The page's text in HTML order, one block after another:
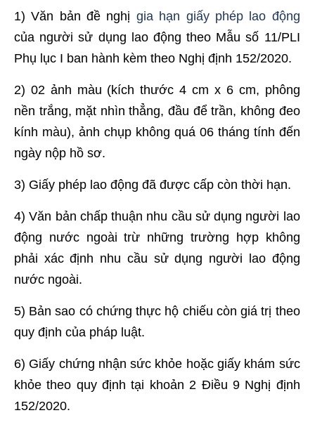
1) Văn bản đề nghị gia hạn giấy phép lao động
của người sử dụng lao động theo Mẫu số 11/PLI
Phụ lục I ban hành kèm theo Nghị định 152/2020.
2) 02 ảnh màu (kích thước 4 cm x 6 cm, phông
nền trắng, mặt nhìn thẳng, đầu để trần, không đeo
kính màu), ảnh chụp không quá 06 tháng tính đến
ngày nộp hồ sơ.
3) Giấy phép lao động đã được cấp còn thời hạn.
4) Văn bản chấp thuận nhu cầu sử dụng người lao
động nước ngoài trừ những trường hợp không
phải xác định nhu cầu sử dụng người lao động
nước ngoài.
5) Bản sao có chứng thực hộ chiếu còn giá trị theo
quy định của pháp luật.
6) Giấy chứng nhận sức khỏe hoặc giấy khám sức
khỏe theo quy định tại khoản 2 Điều 9 Nghị định
152/2020.